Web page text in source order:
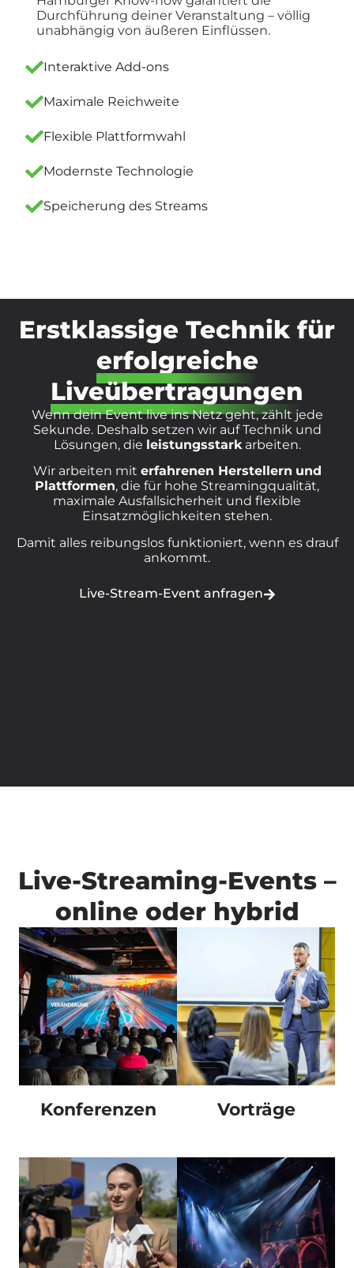
Durchführung deiner Veranstaltung – völlig
unabhängig von äußeren Einflüssen.
Interaktive Add-ons
Maximale Reichweite
Flexible Plattformwahl
Modernste Technologie
Speicherung des Streams
Erstklassige Technik für
erfolgreiche
Liveübertragungen
Wenn dein Event live ins Netz geht, zählt jede
Sekunde. Deshalb setzen wir auf Technik und
Lösungen, die leistungsstarkarbeiten.
Wir arbeiten mit erfahrenen Herstellern und
Plattformen, die für hohe Streamingqualität,
maximale Ausfallsicherheit und flexible
Einsatzmöglichkeiten stehen.
Damit alles reibungslos funktioniert, wenn es drauf
ankommt.
Live-Stream-Event anfragen
Live-Streaming-Events –
online oder hybrid
Konferenzen Vorträge